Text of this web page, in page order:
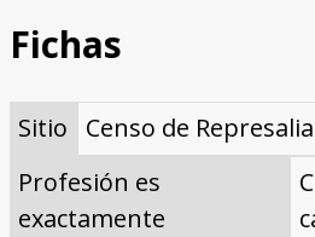
Directorio A-Z
Provincias de
Profesión
Cárceles
Condenados a
Condenados a
dinámica)
Ejecutados
El proyecto
Razones y
El equipo
Colaboradores
Fuentes
Fichas
Sitio
Censo de
Profesión es
exactamente